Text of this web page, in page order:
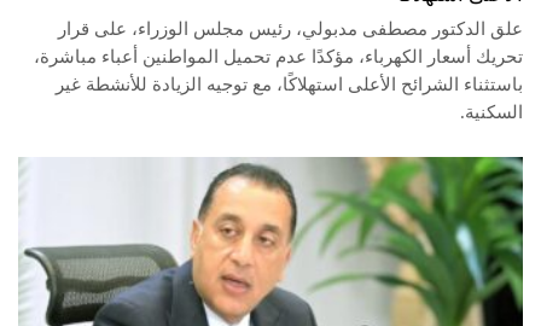
علق الدكتور مصطفى مدبولي، رئيس مجلس الوزراء، على قرار
تحريك أسعار الكهرباء، مؤكدًا عدم تحميل المواطنين أعباء مباشرة،
باستثناء الشرائح الأعلى استهلاكًا، مع توجيه الزيادة للأنشطة غير
السكنية.